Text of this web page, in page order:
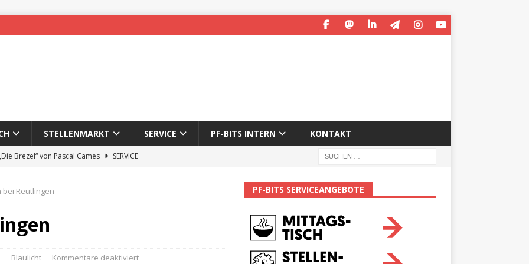
STELLENMARKT SERVICE PF-BITS INTERN KONTAKT
Brezel“ von Pascal Cames
SERVICE
des 65. Fasnetsumzugs Dillweißenstein
We’ll be back.
Der Mann hinter PF-Bits lebt nicht mehr
bei Reutlingen
Blaulicht Kommentare deaktiviert
PF-BITS SERVICEANGEBOTE